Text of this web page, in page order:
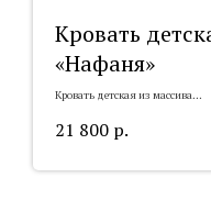
Кровать
«Нафаня»
Кровать детская из массива
21 800 р.